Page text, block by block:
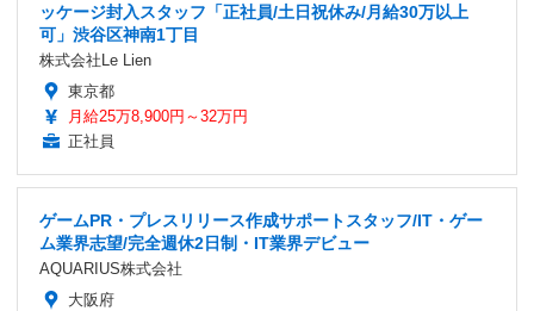
ッケージ封入スタッフ「正社員/土日祝休み/月給30万以上
可」渋谷区神南1丁目
株式会社Le Lien
東京都
月給25万8,900円～32万円
正社員
ゲームPR・プレスリリース作成サポートスタッフ/IT・ゲー
ム業界志望/完全週休2日制・IT業界デビュー
AQUARIUS株式会社
大阪府